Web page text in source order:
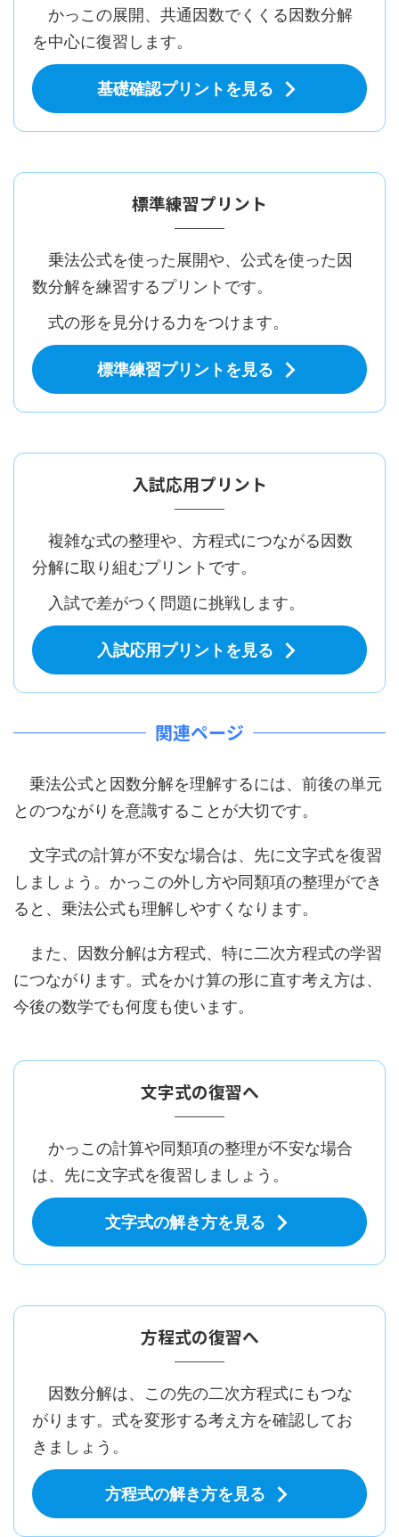
かっこの展開、共通因数でくくる因数分解
を中心に復習します。
基礎確認プリントを見る
標準練習プリント
乗法公式を使った展開や、公式を使った因
数分解を練習するプリントです。
式の形を見分ける力をつけます。
標準練習プリントを見る
入試応用プリント
複雑な式の整理や、方程式につながる因数
分解に取り組むプリントです。
入試で差がつく問題に挑戦します。
入試応用プリントを見る
関連ページ
乗法公式と因数分解を理解するには、前後の単元
とのつながりを意識することが大切です。
文字式の計算が不安な場合は、先に文字式を復習
しましょう。かっこの外し方や同類項の整理ができ
ると、乗法公式も理解しやすくなります。
また、因数分解は方程式、特に二次方程式の学習
につながります。式をかけ算の形に直す考え方は、
今後の数学でも何度も使います。
文字式の復習へ
かっこの計算や同類項の整理が不安な場合
は、先に文字式を復習しましょう。
文字式の解き方を見る
方程式の復習へ
因数分解は、この先の二次方程式にもつな
がります。式を変形する考え方を確認してお
きましょう。
方程式の解き方を見る